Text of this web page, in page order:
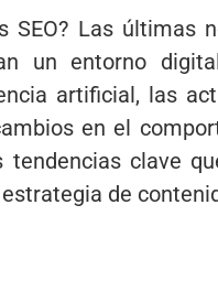
SEO? Las últimas
un entorno
artificial, las
en el
clave
de